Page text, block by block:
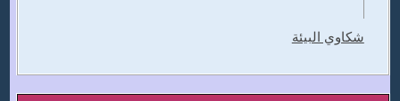
شكاوي البيئة